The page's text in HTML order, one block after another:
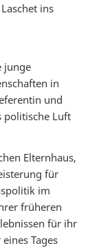
ins
junge
in
und
politische Luft
Elternhaus,
für
im
früheren
für ihr
Tages